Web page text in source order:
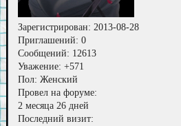
Зарегистрирован: 2013-08-28
Приглашений: 0
Сообщений: 12613
Уважение: +571
Пол: Женский
Провел на форуме:
2 месяца 26 дней
Последний визит: